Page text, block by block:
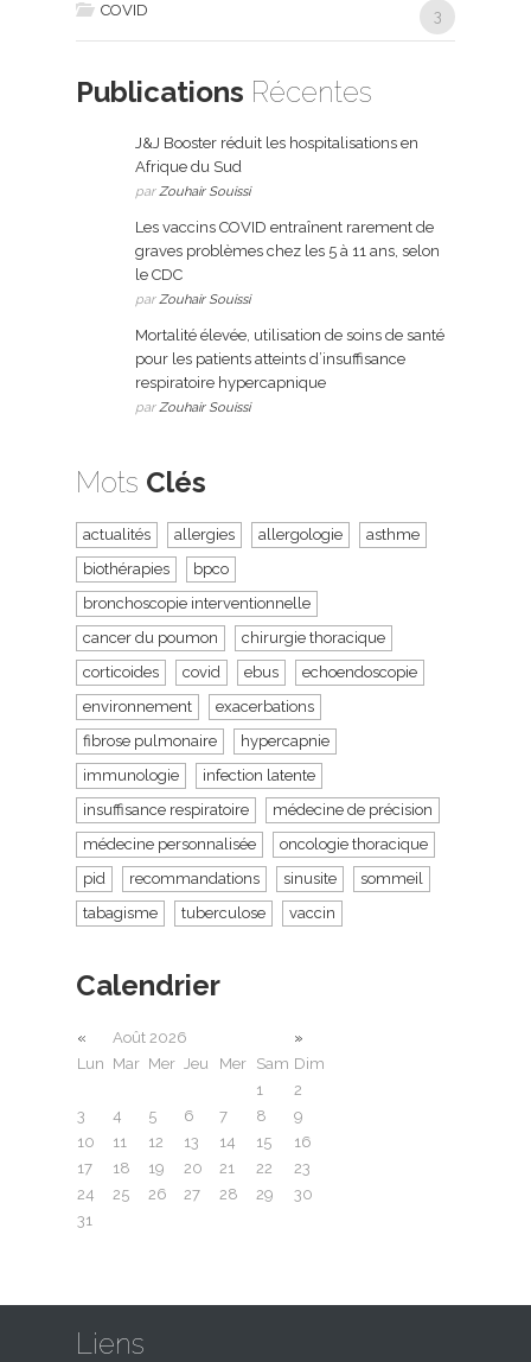
COVID 3
Publications Récentes
J&J Booster réduit les hospitalisations en
Afrique du Sud
parZouhair Souissi
Les vaccins COVID entraînent rarement de
graves problèmes chez les 5 à 11 ans, selon
le CDC
parZouhair Souissi
Mortalité élevée, utilisation de soins de santé
pour les patients atteints d’insuffisance
respiratoire hypercapnique
parZouhair Souissi
Mots Clés
actualités allergies allergologie
asthme
biothérapies
bpco
bronchoscopie interventionnelle
cancer du poumon
chirurgie thoracique
corticoides
covid ebus
echoendoscopie
environnement
exacerbations
fibrose pulmonaire
hypercapnie
immunologie
infection latente
insuffisance respiratoire
médecine de précision
médecine personnalisée
oncologie thoracique
pid
recommandations sinusite
sommeil
tabagisme
tuberculose vaccin
Calendrier
« Août 2026
»
Lun Mar Mer Jeu Mer Sam Dim
1
2
3
4 5 6 7 8
9
10
11 12 13 14 15
16
17
18 19 20 21 22
23
24
25 26 27 28 29
30
31
Liens